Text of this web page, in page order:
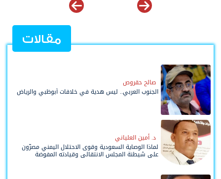
مقالات
صالح حقروص
الجنوب العربي.. ليس هدية في خلافات أبوظبي والرياض
د. أمين العلياني
لماذا الوصاية السعودية وقوى الاحتلال اليمني مصرّون
على شيطنة المجلس الانتقالي وقيادته المفوضة
وحواضنه الشعبية؟